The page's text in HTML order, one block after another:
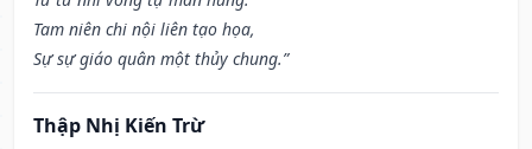
Tam niên chi nội liên tạo họa,
Sự sự giáo quân một thủy chung.”
Thập Nhị Kiến Trừ